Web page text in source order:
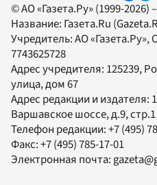
© АО «Газета.Ру» (1999-2026)
Название: Газета.Ru
Учредитель:АО «Газета.Ру»,
7743625728
Адрес учредителя: 125239,
улица, дом 67
Адрес редакции и издателя:
Варшавское шоссе, д.9, стр.1
Телефон редакции:+7 (495)
Факс:+7 (495) 785-17-01
Электронная почта: